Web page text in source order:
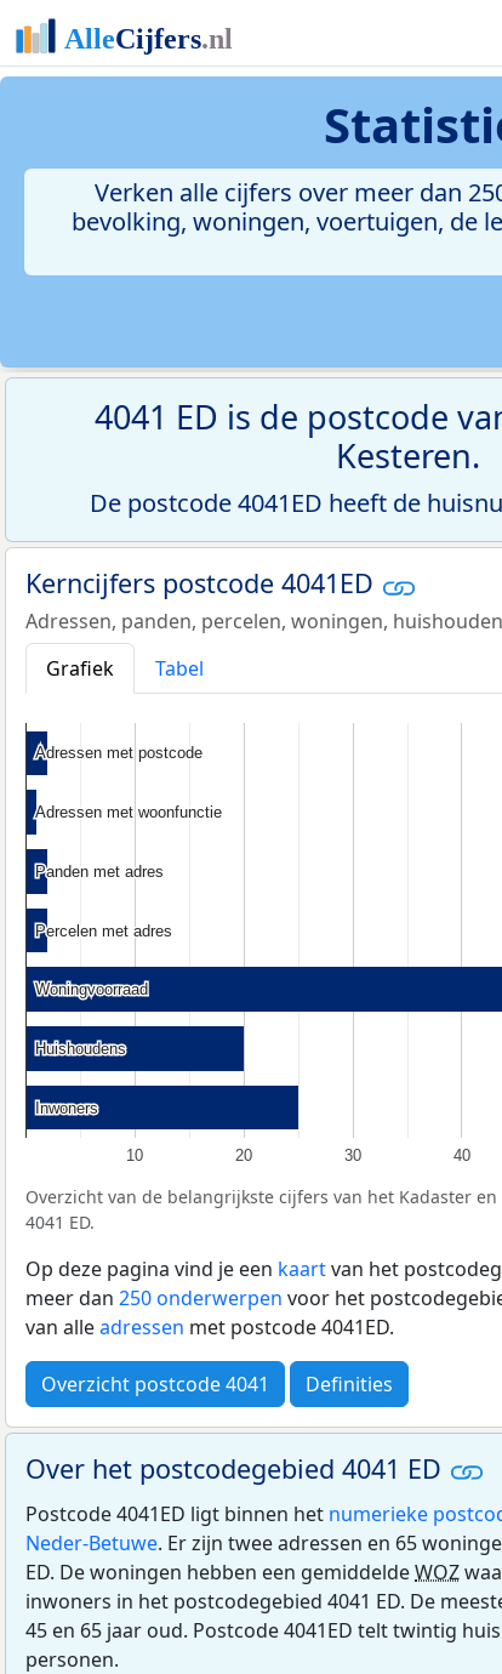
Verken alle cijfers over meer dan
bevolking, woningen, voertuigen, de
4041 ED is de postcode
Kesteren.
De postcode 4041ED heeft de
Kerncijfers postcode 4041ED
Adressen, panden, percelen, woningen,
Grafiek
Tabel
10 20 30 40
Adressen met postcode
Adressen met postcode
Adressen met woonfunctie
Adressen met woonfunctie
Panden met adres
Panden met adres
Percelen met adres
Percelen met adres
Woningvoorraad
Woningvoorraad
Huishoudens
Huishoudens
Inwoners
Inwoners
Overzicht van de belangrijkste cijfers van het Kadaster
4041 ED.
Op deze pagina vind je een kaartvan het
meer dan 250 onderwerpen voor het
van alleadressen met postcode 4041ED.
Overzicht postcode 4041 Definities
Over het postcodegebied 4041 ED
Postcode 4041ED ligt binnen het numerieke
Neder-Betuwe. Er zijn twee adressen en 65
ED. De woningen hebben een gemiddeldeWOZ
inwoners in het postcodegebied 4041 ED. De
45 en 65 jaar oud. Postcode 4041ED telt twintig
personen.